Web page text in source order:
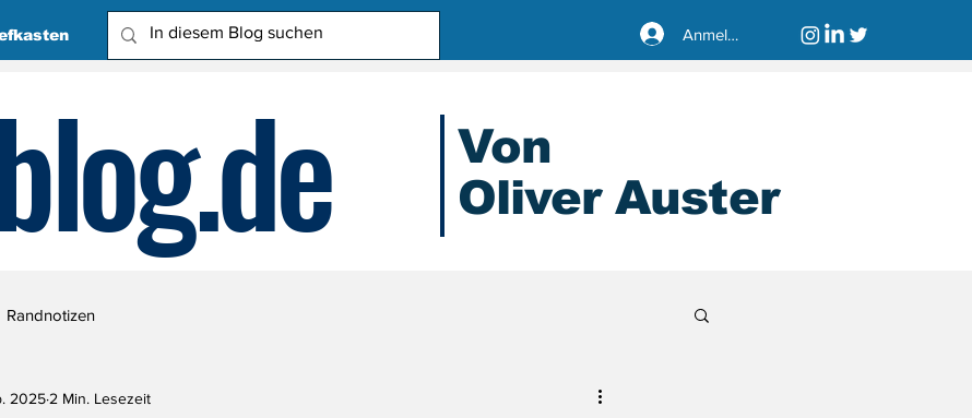
Anmelden
Von
Oliver Auster
Randnotizen
2025 2 Min. Lesezeit